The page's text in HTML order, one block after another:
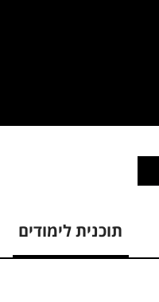
תוכנית לימודים